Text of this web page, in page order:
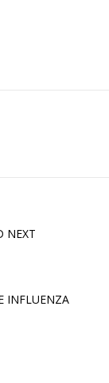
NEXT
INFLUENZA